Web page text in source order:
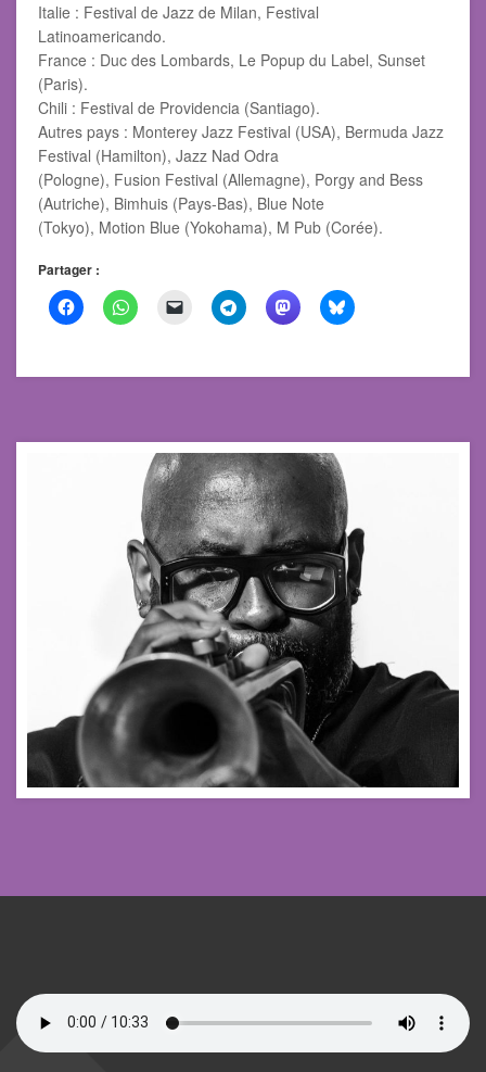
Italie : Festival de Jazz de Milan, Festival
Latinoamericando.
France : Duc des Lombards, Le Popup du Label, Sunset
(Paris).
Chili : Festival de Providencia (Santiago).
Autres pays : Monterey Jazz Festival (USA), Bermuda Jazz
Festival (Hamilton), Jazz Nad Odra
(Pologne), Fusion Festival (Allemagne), Porgy and Bess
(Autriche), Bimhuis (Pays-Bas), Blue Note
(Tokyo), Motion Blue (Yokohama), M Pub (Corée).
Partager :